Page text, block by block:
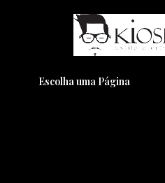
Escolha uma Página
Pensando em